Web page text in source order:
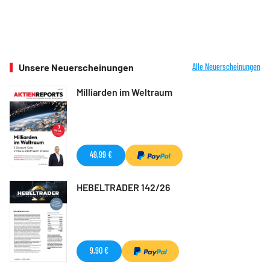
Unsere Neuerscheinungen Alle Neuerscheinungen
Milliarden im Weltraum
49,99 €
HEBELTRADER 142/26
9,90 €